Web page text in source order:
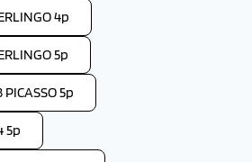
4p
5p
PICASSO 5p
5p